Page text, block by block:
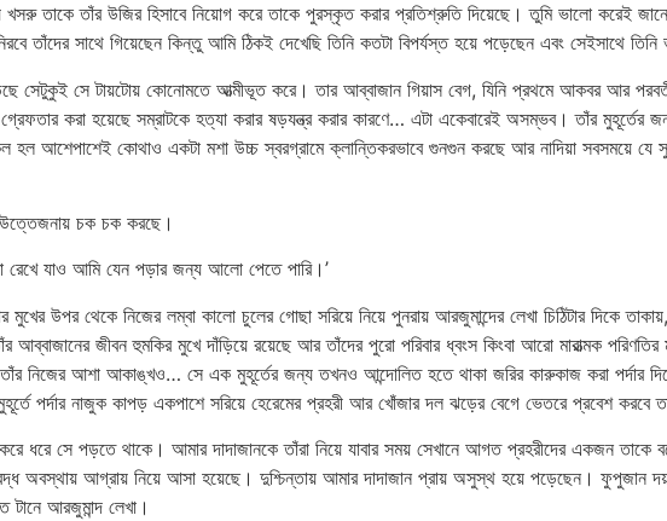
খসরু তাকে তাঁর উজির হিসাবে নিয়োগ করে তাকে পুরস্কৃত করার প্রতিশ্রুতি দিয়েছে। তুমি ভালো করেই
তাঁদের সাথে গিয়েছেন কিন্তু আমি ঠিকই দেখেছি তিনি কতটা বিপর্যস্ত হয়ে পড়েছেন এবং সেইসাথে
সেটুকুই সে টায়টোয় কোনোমতে আত্মীভূত করে। তার আব্বাজান গিয়াস বেগ, যিনি প্রথমে আকবর আর
করা হয়েছে সম্রাটকে হত্যা করার ষড়যন্ত্র করার কারণে… এটা একেবারেই অসম্ভব। তাঁর
আশেপাশেই কোথাও একটা মশা উচ্চ স্বরগ্রামে ক্লান্তিকরভাবে গুনগুন করছে আর নাদিয়া সবসময়ে যে
উত্তেজনায় চক চক করছে।
রেখে যাও আমি যেন পড়ার জন্য আলো পেতে পারি।’
মুখের উপর থেকে নিজের লম্বা কালো চুলের গোছা সরিয়ে নিয়ে পুনরায় আরজুমান্দের লেখা চিঠিটার দিকে
জীবন হুমকির মুখে দাঁড়িয়ে রয়েছে আর তাঁদের পুরো পরিবার ধ্বংস কিংবা আরো মারাত্মক
নিজের আশা আকাঙ্খও… সে এক মুহূর্তের জন্য তখনও আন্দোলিত হতে থাকা জরির কারুকাজ করা পর্দার
পর্দার নাজুক কাপড় একপাশে সরিয়ে হেরেমের প্রহরী আর খোঁজার দল ঝড়ের বেগে ভেতরে প্রবেশ করবে
ধরে সে পড়তে থাকে। আমার দাদাজানকে তাঁরা নিয়ে যাবার সময় সেখানে আগত প্রহরীদের একজন
অবস্থায় আগ্রায় নিয়ে আসা হয়েছে। দুশ্চিন্তায় আমার দাদাজান প্রায় অসুস্থ হয়ে পড়েছেন। ফুপুজান
টানে আরজুমান্দ লেখা।